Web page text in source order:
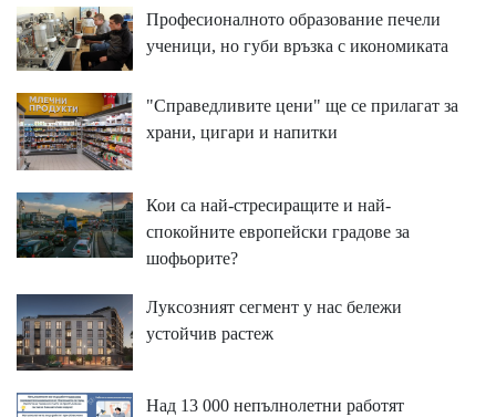
Професионалното образование печели
ученици, но губи връзка с икономиката
"Справедливите цени" ще се прилагат за
храни, цигари и напитки
Кои са най-стресиращите и най-
спокойните европейски градове за
шофьорите?
Луксозният сегмент у нас бележи
устойчив растеж
Над 13 000 непълнолетни работят